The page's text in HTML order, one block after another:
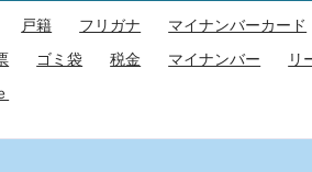
戸籍 フリガナ
マイナンバーカード
ゴミ袋 税金 マイナンバー
リ